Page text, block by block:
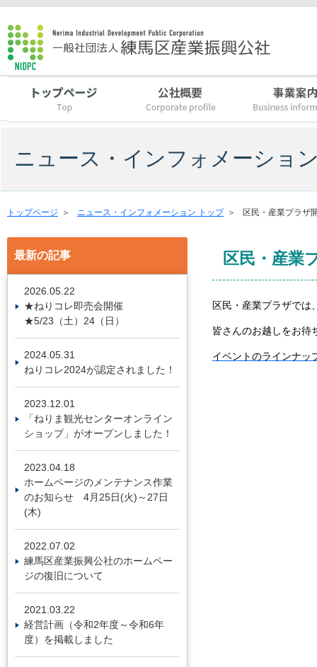
ニュース・インフォメーショ
トップページ ＞ ニュース・インフォメーション トップ ＞ 区民・産業プラザ
区民・産業
区民・産業プラザでは
皆さんのお越しをお待
イベントのラインナッ
最新の記事
2026.05.22
★ねりコレ即売会開催
★5/23（土）24（日）
2024.05.31
ねりコレ2024が認定されました！
2023.12.01
「ねりま観光センターオンライン
ショップ」がオープンしました！
2023.04.18
ホームページのメンテナンス作業
のお知らせ 4月25日(火)～27日
(木)
2022.07.02
練馬区産業振興公社のホームペー
ジの復旧について
2021.03.22
経営計画（令和2年度～令和6年
度）を掲載しました